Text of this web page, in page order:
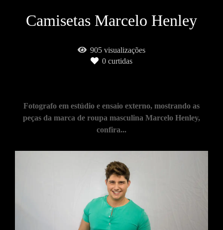
Camisetas Marcelo Henley
905 visualizações
0 curtidas
Fotografo em estúdio e ensaio externo, mostrando as
peças da marca de roupa masculina Marcelo Henley,
confira...